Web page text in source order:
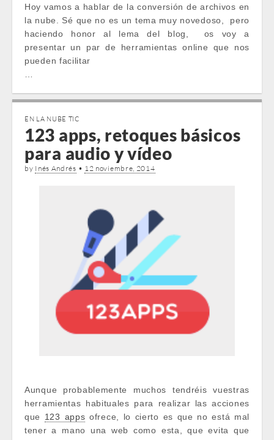
Hoy vamos a hablar de la conversión de archivos en
la nube. Sé que no es un tema muy novedoso, pero
haciendo honor al lema del blog, os voy a
presentar un par de herramientas online que nos
pueden facilitar
EN LA NUBE TIC
123 apps, retoques básicos
para audio y vídeo
by Inés Andrés • 12 noviembre, 2014
Aunque probablemente muchos tendréis vuestras
herramientas habituales para realizar las acciones
que 123 apps ofrece, lo cierto es que no está mal
tener a mano una web como esta, que evita que